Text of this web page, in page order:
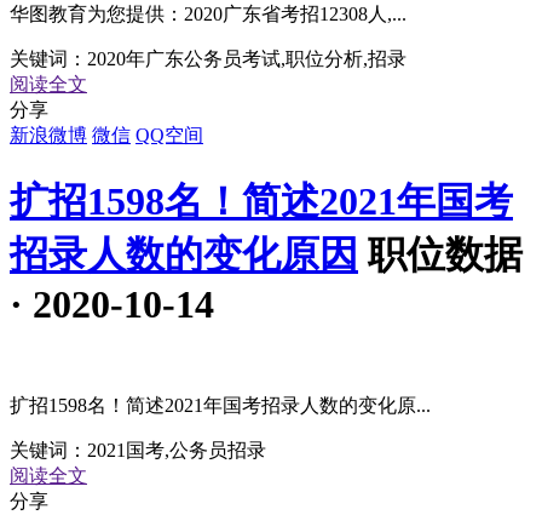
华图教育为您提供：2020广东省考招12308人,...
关键词： 2020年广东公务员考试,职位分析,招录
阅读全文
分享
新浪微博 微信 QQ空间
扩招1598名！简述2021年国考
招录人数的变化原因 职位数据
· 2020-10-14
扩招1598名！简述2021年国考招录人数的变化原...
关键词： 2021国考,公务员招录
阅读全文
分享